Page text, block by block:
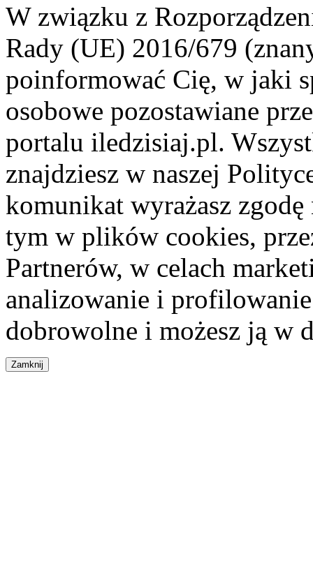
W związku z
Rady (UE) 2016/679
poinformować Cię, w jaki
osobowe pozostawiane
portalu iledzisiaj.pl.
znajdziesz w naszej
komunikat wyrażasz
tym w plików cookies,
Partnerów, w celach
analizowanie i
dobrowolne i możesz ją w